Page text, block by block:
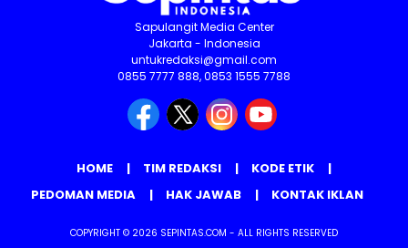
Sapulangit Media Center
Jakarta - Indonesia
untukredaksi@gmail.com
0855 7777 888, 0853 1555 7788
HOME TIM REDAKSI
KODE ETIK
PEDOMAN MEDIA
HAK JAWAB KONTAK IKLAN
COPYRIGHT © 2026 SEPINTAS.COM - ALL RIGHTS RESERVED